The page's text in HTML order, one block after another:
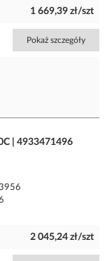
1 669,39 zł/szt
Pokaż szczegóły
| 4933471496
2 045,24 zł/szt